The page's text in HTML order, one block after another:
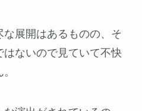
展開はあるものの、そ
ないので見ていて不快